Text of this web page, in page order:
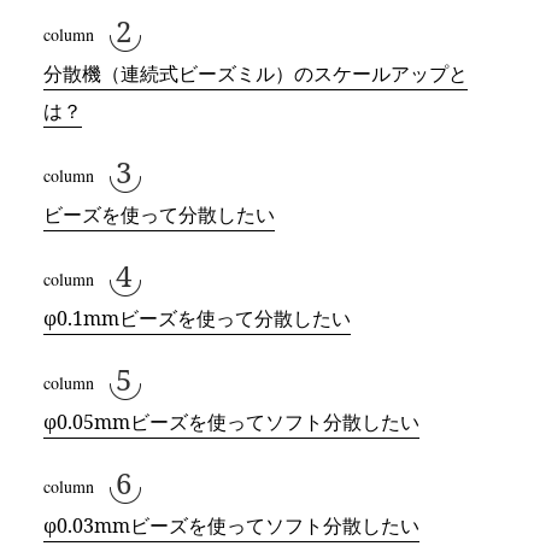
分散機（連続式ビーズミル）のスケールアップと
は？
ビーズを使って分散したい
φ0.1mmビーズを使って分散したい
φ0.05mmビーズを使ってソフト分散したい
φ0.03mmビーズを使ってソフト分散したい